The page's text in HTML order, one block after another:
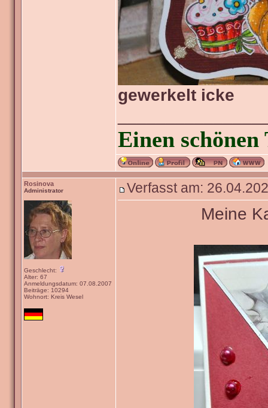
gewerkelt icke
Einen
Rosinova
Administrator
Geschlecht:
Alter: 67
Anmeldungsdatum: 07.08.2007
Beiträge: 10294
Wohnort: Kreis Wesel
Verfasst am:
Meine